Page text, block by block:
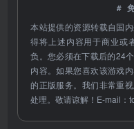
#
本站提供的资源转载自国
得将上述内容用于商业或
负。您必须在下载后的24
内容。如果您喜欢该游戏
的正版服务。我们非常重
处理。敬请谅解！E-mail：